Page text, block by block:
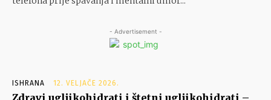
- Advertisement -
ISHRANA 12. VELJAČE 2026.
Zdravi ugljikohidrati i štetni ugljikohidrati –